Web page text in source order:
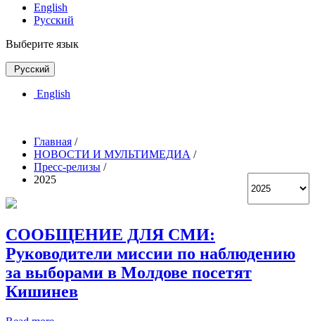
English
Русский
Выберите язык
Русский
English
Главная /
НОВОСТИ И МУЛЬТИМЕДИА /
Пресс-релизы /
2025
СООБЩЕНИЕ ДЛЯ СМИ:
Руководители миссии по наблюдению
за выборами в Молдове посетят
Кишинев